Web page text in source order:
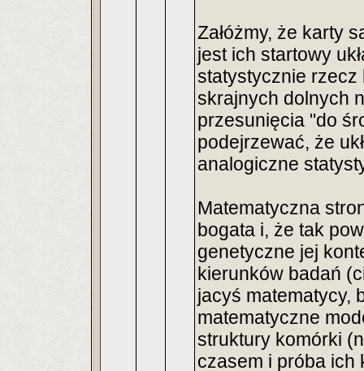
Załóżmy, że karty
jest ich startowy
statystycznie
skrajnych dolnych
przesunięcia "do
podejrzewać, że
analogiczne
Matematyczna
bogata i, że tak
genetyczne jej
kierunków badań
jacyś matematycy,
matematyczne
struktury komórki
czasem i próba ich